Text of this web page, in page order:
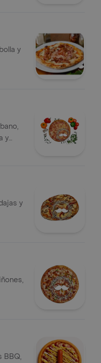
y
y
y
BBQ,